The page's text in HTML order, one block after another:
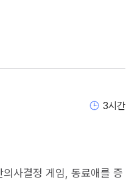
3시간
사결정 게임, 동료애를 증